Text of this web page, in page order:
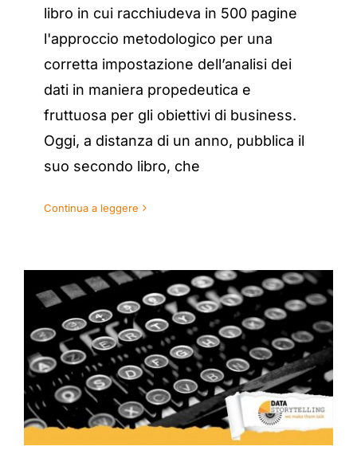
libro in cui racchiudeva in 500 pagine
l'approccio metodologico per una
corretta impostazione dell’analisi dei
dati in maniera propedeutica e
fruttuosa per gli obiettivi di business.
Oggi, a distanza di un anno, pubblica il
suo secondo libro, che
Continua a leggere